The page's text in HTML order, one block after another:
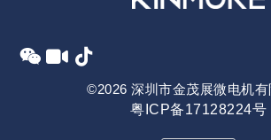
©2026 深圳市金茂展微电机有
粤ICP备17128224号